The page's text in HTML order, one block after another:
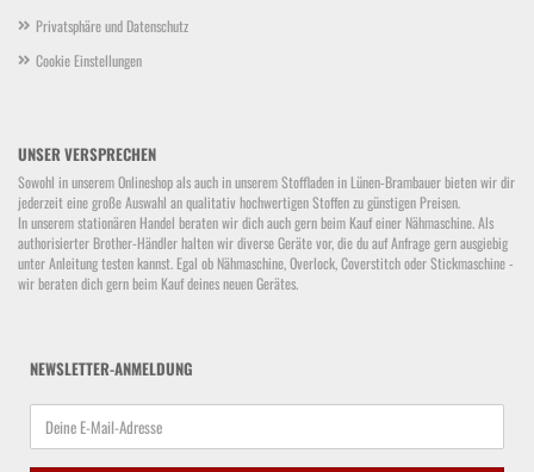
Privatsphäre und Datenschutz
Cookie Einstellungen
UNSER VERSPRECHEN
Sowohl in unserem Onlineshop als auch in unserem Stoffladen in Lünen-Brambauer bieten wir dir
jederzeit eine große Auswahl an qualitativ hochwertigen Stoffen zu günstigen Preisen.
In unserem stationären Handel beraten wir dich auch gern beim Kauf einer Nähmaschine. Als
authorisierter Brother-Händler halten wir diverse Geräte vor, die du auf Anfrage gern ausgiebig
unter Anleitung testen kannst. Egal ob Nähmaschine, Overlock, Coverstitch oder Stickmaschine -
wir beraten dich gern beim Kauf deines neuen Gerätes.
NEWSLETTER-ANMELDUNG